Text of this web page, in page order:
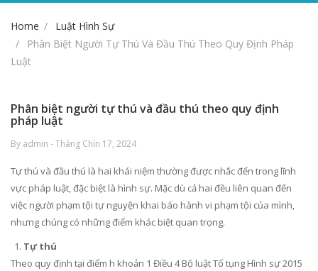
Home
Luật Hình Sự
Phân Biệt Người Tự Thú Và Đầu Thú Theo Quy Định Pháp
Luật
Phân biệt người tự thú và đầu thú theo quy định
pháp luật
By admin - Tháng Chín 17, 2024
Tự thú và đầu thú là hai khái niệm thường được nhắc đến trong lĩnh
vực pháp luật, đặc biệt là hình sự. Mặc dù cả hai đều liên quan đến
việc người phạm tội tự nguyện khai báo hành vi phạm tội của mình,
nhưng chúng có những điểm khác biệt quan trọng.
Tự thú
Theo quy định tại điểm h khoản 1 Điều 4 Bộ luật Tố tụng Hình sự 2015